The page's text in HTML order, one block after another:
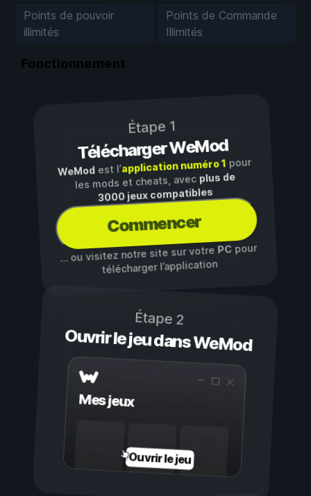
Points de pouvoir
illimités
Points de Commande
Illimités
Fonctionnement
Étape 1
Télécharger WeMod
WeModest l’application numéro 1pour
les mods et cheats, avec plus de
3000 jeux compatibles
Commencer
… ou visitez notre site sur votre PCpour
télécharger l’application
Étape 2
Ouvrir le jeu dans WeMod
Mes jeux
Ouvrir le jeu